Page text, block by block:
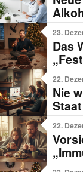
23.
Das
Sie
22.
Nie
22.